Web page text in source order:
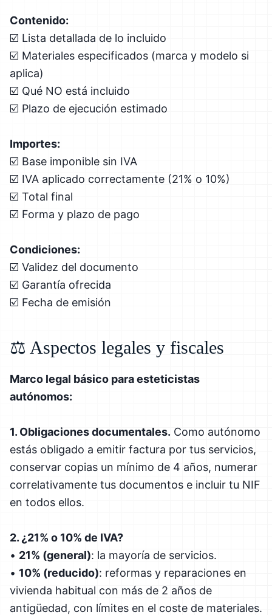
Contenido:
☑️ Lista detallada de lo incluido
☑️ Materiales especificados (marca y modelo si
aplica)
☑️ Qué NO está incluido
☑️ Plazo de ejecución estimado
Importes:
☑️ Base imponible sin IVA
☑️ IVA aplicado correctamente (21% o 10%)
☑️ Total final
☑️ Forma y plazo de pago
Condiciones:
☑️ Validez del documento
☑️ Garantía ofrecida
☑️ Fecha de emisión
⚖️ Aspectos legales y fiscales
Marco legal básico para esteticistas
autónomos:
1. Obligaciones documentales. Como autónomo
estás obligado a emitir factura por tus servicios,
conservar copias un mínimo de 4 años, numerar
correlativamente tus documentos e incluir tu NIF
en todos ellos.
2. ¿21% o 10% de IVA?
• 21% (general): la mayoría de servicios.
• 10% (reducido): reformas y reparaciones en
vivienda habitual con más de 2 años de
antigüedad, con límites en el coste de materiales.